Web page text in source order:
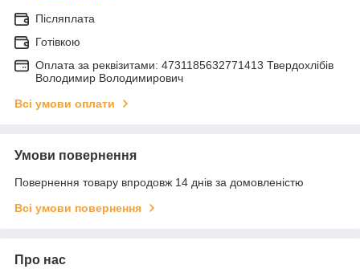
Післяплата
Готівкою
Оплата за реквізитами: 4731185632771413 Твердохлібів
Володимир Володимирович
Всі умови оплати
Умови повернення
Повернення товару впродовж 14 днів за домовленістю
Всі умови повернення
Про нас